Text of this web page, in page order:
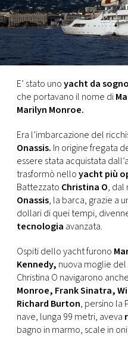
PRINCIPATO
DI
MONACO
CONSIGLIA
E’ stato unoyacht da sogno
che portavano il nome di
Marilyn Monroe.
Era l’imbarcazione del
Onassis. In origine fregata
essere stata acquistata
trasformò nelloyacht più
Battezzato Christina O, dal
Onassis, la barca, grazie a
dollari di quei tempi,
tecnologia avanzata.
Ospiti dello yacht furono
Kennedy, nuova moglie del
Christina O navigarono
Monroe, Frank Sinatra,
Richard Burton, persino la
nave, lunga 99 metri, aveva
bagno in marmo, scale in